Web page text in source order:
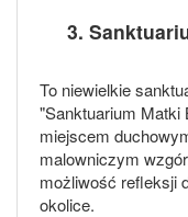
3.
To niewielkie
"Sanktuarium Matki
miejscem
malowniczym
możliwość refleksji
okolice.